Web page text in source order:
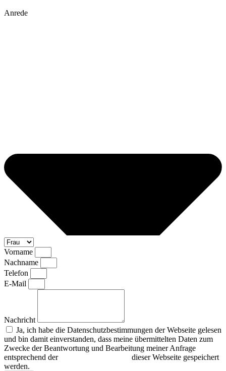
Anrede
Vorname
Nachname
Telefon
E-Mail
Nachricht
Ja, ich habe die Datenschutzbestimmungen der Webseite gelesen
und bin damit einverstanden, dass meine übermittelten Daten zum
Zwecke der Beantwortung und Bearbeitung meiner Anfrage
entsprechend der
dieser Webseite gespeichert
werden.